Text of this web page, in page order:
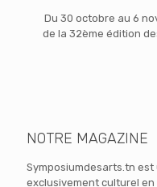
Du 30 octobre au 6
de la 32ème édition
NOTRE MAGAZINE
Symposiumdesarts.tn
exclusivement culturel en